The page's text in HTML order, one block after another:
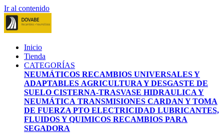
Ir al contenido
Inicio
Tienda
CATEGORÍAS
NEUMÁTICOS RECAMBIOS UNIVERSALES Y
ADAPTABLES AGRICULTURA Y DESGASTE DE
SUELO CISTERNA-TRASVASE HIDRAULICA Y
NEUMÁTICA TRANSMISIONES CARDAN Y TOMA
DE FUERZA PTO ELECTRICIDAD LUBRICANTES,
FLUIDOS Y QUIMICOS RECAMBIOS PARA
SEGADORA